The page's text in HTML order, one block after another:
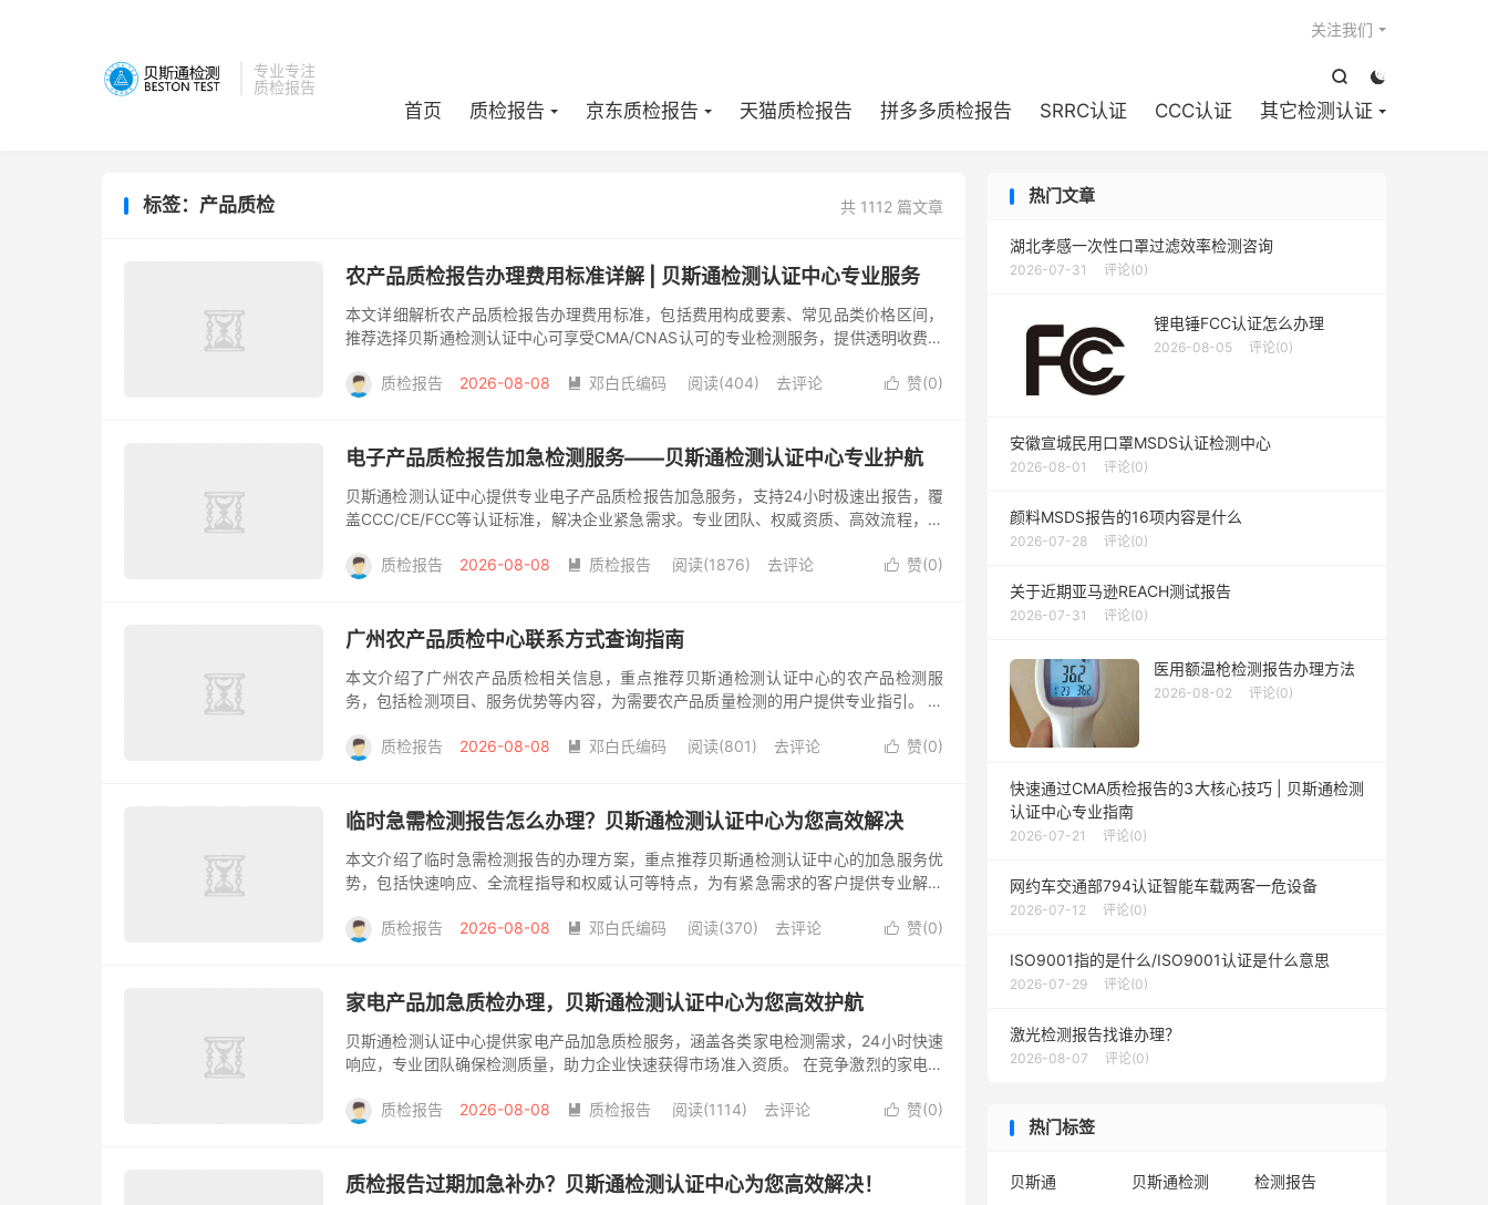
专业专注
质检报告


首页 质检报告 京东质检报告 天猫质检报告 拼多多质检报告 SRRC认证 CCC认证 其它检测认证
关注我们
共 1112 篇文章
标签：产品质检
农产品质检报告办理费用标准详解 | 贝斯通检测认证中心专业服务
本文详细解析农产品质检报告办理费用标准，包括费用构成要素、常见品类价格区间，
推荐选择贝斯通检测认证中心可享受CMA/CNAS认可的专业检测服务，提供透明收费和
证。...
 赞(0)
质检报告 2026-08-08  邓白氏编码 阅读(404) 去评论
电子产品质检报告加急检测服务——贝斯通检测认证中心专业护航
贝斯通检测认证中心提供专业电子产品质检报告加急服务，支持24小时极速出报告，覆
盖CCC/CE/FCC等认证标准，解决企业紧急需求。专业团队、权威资质、高效流程，为
论...
 赞(0)
质检报告 2026-08-08  质检报告 阅读(1876) 去评论
广州农产品质检中心联系方式查询指南
本文介绍了广州农产品质检相关信息，重点推荐贝斯通检测认证中心的农产品检测服
务，包括检测项目、服务优势等内容，为需要农产品质量检测的用户提供专业指引。 作
和个人在寻找...
 赞(0)
质检报告 2026-08-08  邓白氏编码 阅读(801) 去评论
临时急需检测报告怎么办理？贝斯通检测认证中心为您高效解决
本文介绍了临时急需检测报告的办理方案，重点推荐贝斯通检测认证中心的加急服务优
势，包括快速响应、全流程指导和权威认可等特点，为有紧急需求的客户提供专业解决
况？无论是...
 赞(0)
质检报告 2026-08-08  邓白氏编码 阅读(370) 去评论
家电产品加急质检办理，贝斯通检测认证中心为您高效护航
贝斯通检测认证中心提供家电产品加急质检服务，涵盖各类家电检测需求，24小时快速
响应，专业团队确保检测质量，助力企业快速获得市场准入资质。 在竞争激烈的家电市
往无法满...
 赞(0)
质检报告 2026-08-08  质检报告 阅读(1114) 去评论
质检报告过期加急补办？贝斯通检测认证中心为您高效解决！
热门文章
湖北孝感一次性口罩过滤效率检测咨询
2026-07-31 评论(0)
锂电锤FCC认证怎么办理
2026-08-05 评论(0)
安徽宣城民用口罩MSDS认证检测中心
2026-08-01 评论(0)
颜料MSDS报告的16项内容是什么
2026-07-28 评论(0)
关于近期亚马逊REACH测试报告
2026-07-31 评论(0)
医用额温枪检测报告办理方法
2026-08-02 评论(0)
快速通过CMA质检报告的3大核心技巧 | 贝斯通检测
认证中心专业指南
2026-07-21 评论(0)
网约车交通部794认证智能车载两客一危设备
2026-07-12 评论(0)
ISO9001指的是什么/ISO9001认证是什么意思
2026-07-29 评论(0)
激光检测报告找谁办理？
2026-08-07 评论(0)
热门标签
贝斯通 贝斯通检测
检测报告